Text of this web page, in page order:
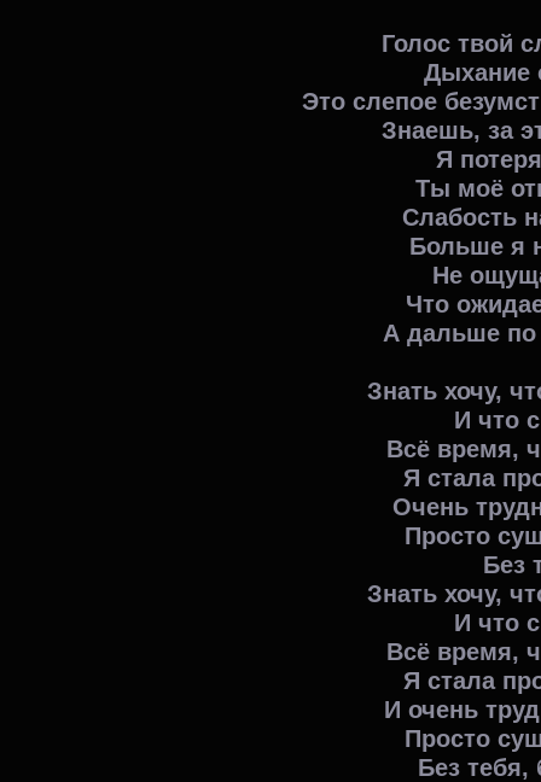
Голос твой
Дыхание
Это слепое
Знаешь, за
Я
Ты моё
Слабость
Больше я
Не
Что
А дальше по
Знать хочу,
И что
Всё время,
Я стала
Очень
Просто
Без
Знать хочу,
И что
Всё время,
Я стала
И очень
Просто
Без тебя,